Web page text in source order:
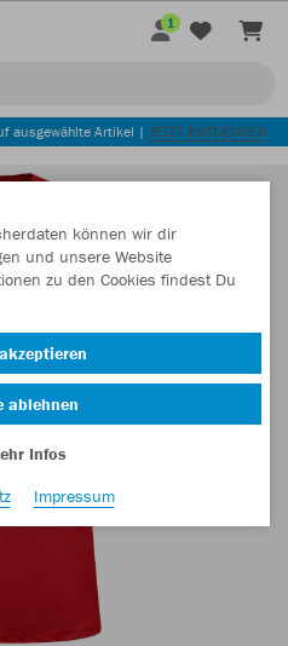
1
ausgewählte Artikel | JETZT ENTDECKEN
können wir dir
und unsere Website
zu den Cookies findest Du
ablehnen
Infos
Impressum